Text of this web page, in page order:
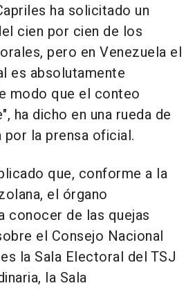
ha solicitado un
cien por cien de los
pero en Venezuela el
es absolutamente
modo que el conteo
ha dicho en una rueda de
por la prensa oficial.
que, conforme a la
el órgano
conocer de las quejas
el Consejo Nacional
la Sala Electoral del TSJ
la Sala